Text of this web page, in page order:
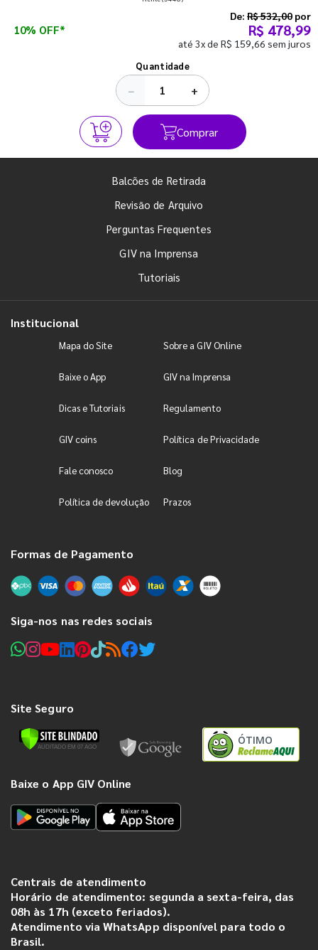
10% OFF*
De: R$ 532,00 por
R$ 478,99
até 3x de R$ 159,66 sem juros
Quantidade
− +
Comprar
Balcões de Retirada
Revisão de Arquivo
Perguntas Frequentes
GIV na Imprensa
Tutoriais
Institucional
Mapa do Site Sobre a GIV Online
Baixe o App GIV na Imprensa
Dicas e Tutoriais Regulamento
GIV coins Política de Privacidade
Fale conosco Blog
Política de devolução Prazos
Formas de Pagamento
Siga-nos nas redes sociais
Site Seguro
ÓTIMO
Baixe o App GIV Online
Centrais de atendimento
Horário de atendimento: segunda a sexta-feira, das
08h às 17h (exceto feriados).
Atendimento via WhatsApp disponível para todo o
Brasil.